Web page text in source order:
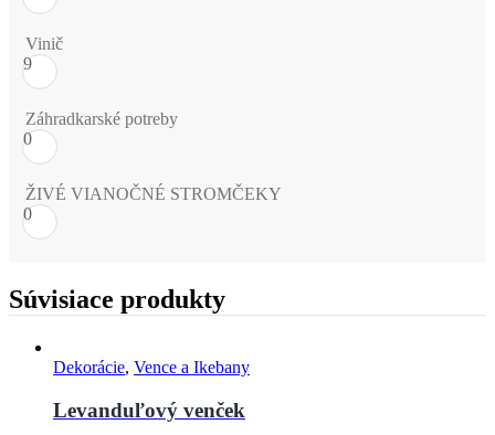
Vinič
9
Záhradkarské potreby
0
ŽIVÉ VIANOČNÉ STROMČEKY
0
Súvisiace produkty
Dekorácie, Vence a Ikebany
Levanduľový venček